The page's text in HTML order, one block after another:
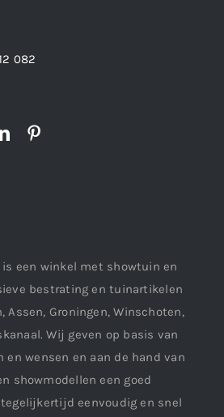
082
een winkel met showtuin en
bestrating en tuinartikelen
Assen, Groningen, Winschoten,
Wij geven op basis van
en wensen en aan de hand van
showmodellen een goed
eenvoudig en snel